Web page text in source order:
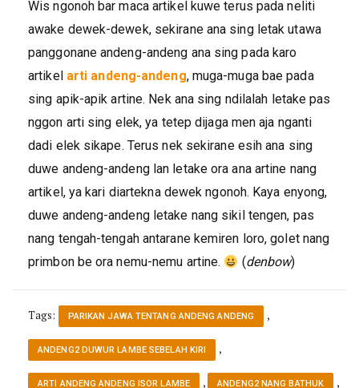
Wis ngonoh bar maca artikel kuwe terus pada neliti
awake dewek-dewek, sekirane ana sing letak utawa
panggonane andeng-andeng ana sing pada karo
artikel arti andeng-andeng, muga-muga bae pada
sing apik-apik artine. Nek ana sing ndilalah letake pas
nggon arti sing elek, ya tetep dijaga men aja nganti
dadi elek sikape. Terus nek sekirane esih ana sing
duwe andeng-andeng lan letake ora ana artine nang
artikel, ya kari diartekna dewek ngonoh. Kaya enyong,
duwe andeng-andeng letake nang sikil tengen, pas
nang tengah-tengah antarane kemiren loro, golet nang
primbon be ora nemu-nemu artine.
(denbow)
Tags: PARIKAN JAWA TENTANG ANDENG ANDENG ,
ANDENG2 DUWUR LAMBE SEBELAH KIRI ,
ARTI ANDENG ANDENG ISOR LAMBE , ANDENG2 NANG BATHUK ,